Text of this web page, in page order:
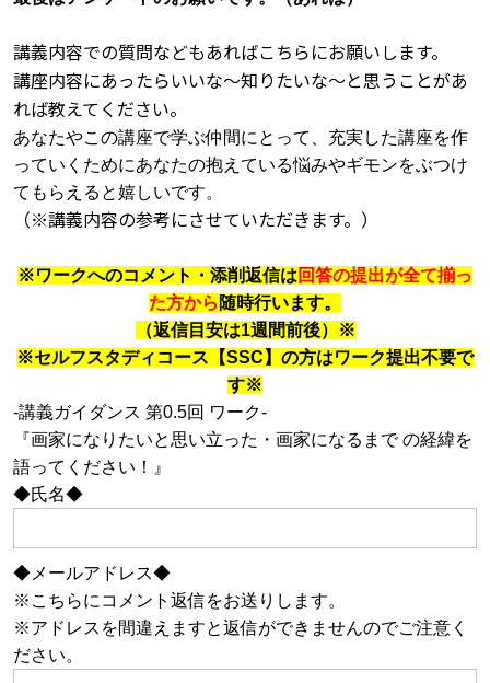
講義内容での質問などもあればこちらにお願いします。
講座内容にあったらいいな～知りたいな～と思うことがあ
れば教えてください。
あなたやこの講座で学ぶ仲間にとって、充実した講座を作
っていくためにあなたの抱えている悩みやギモンをぶつけ
てもらえると嬉しいです。
（※講義内容の参考にさせていただきます。）
※ワークへのコメント・添削返信は 回答の提出が全て揃っ
た方から 随時行います。
（返信目安は1週間前後）※
※セルフスタディコース【SSC 】の方はワーク提出不要で
す※
-講義ガイダンス 第0.5回 ワーク-
『画家になりたいと思い立った・画家になるまで の経緯を
語ってください！』
◆氏名◆
◆メールアドレス◆
※こちらにコメント返信をお送りします。
※アドレスを間違えますと返信ができませんのでご注意く
ださい。